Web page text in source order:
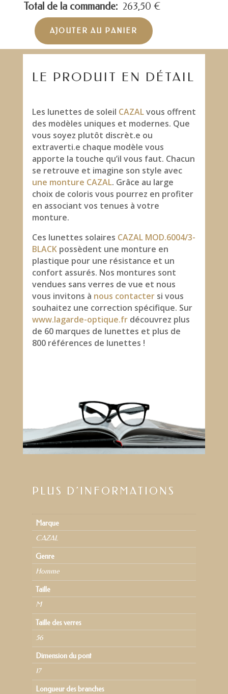
Total de la commande: 263,50 €
quantité
de
MOD.6004/3-
BLACK
AJOUTER AU PANIER
LE PRODUIT EN DÉTAIL
Les lunettes de soleil CAZALvous offrent
des modèles uniques et modernes. Que
vous soyez plutôt discrèt.e ou
extraverti.e chaque modèle vous
apporte la touche qu’il vous faut. Chacun
se retrouve et imagine son style avec
une monture CAZAL. Grâce au large
choix de coloris vous pourrez en profiter
en associant vos tenues à votre
monture.
Ces lunettes solaires CAZAL MOD.6004/3-
BLACK possèdent une monture en
plastique pour une résistance et un
confort assurés. Nos montures sont
vendues sans verres de vue et nous
vous invitons à nous contactersi vous
souhaitez une correction spécifique. Sur
www.lagarde-optique.frdécouvrez plus
de 60 marques de lunettes et plus de
800 références de lunettes !
PLUS D’INFORMATIONS
Marque
CAZAL
Genre
Homme
Taille
M
Taille des verres
56
Dimension du pont
17
Longueur des branches